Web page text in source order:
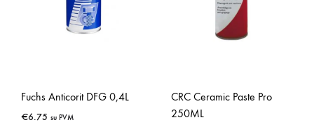
Fuchs Anticorit DFG 0,4L
€6.75 su PVM
CRC Ceramic Paste Pro
250ML